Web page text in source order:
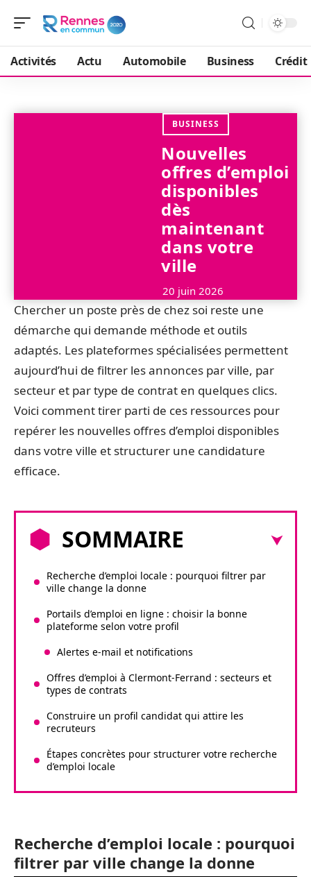
Activités Actu Automobile Business Crédit
BUSINESS
Nouvelles
offres d’emploi
disponibles
dès
maintenant
dans votre
ville
20 juin 2026
Chercher un poste près de chez soi reste une
démarche qui demande méthode et outils
adaptés. Les plateformes spécialisées permettent
aujourd’hui de filtrer les annonces par ville, par
secteur et par type de contrat en quelques clics.
Voici comment tirer parti de ces ressources pour
repérer les nouvelles offres d’emploi disponibles
dans votre ville et structurer une candidature
efficace.
SOMMAIRE
Recherche d’emploi locale : pourquoi filtrer par
ville change la donne
Portails d’emploi en ligne : choisir la bonne
plateforme selon votre profil
Alertes e-mail et notifications
Offres d’emploi à Clermont-Ferrand : secteurs et
types de contrats
Construire un profil candidat qui attire les
recruteurs
Étapes concrètes pour structurer votre recherche
d’emploi locale
Recherche d’emploi locale : pourquoi
filtrer par ville change la donne